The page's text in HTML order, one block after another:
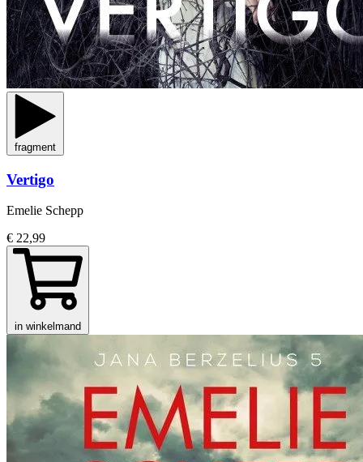
fragment
Vertigo
Emelie Schepp
€ 22,99
in winkelmand